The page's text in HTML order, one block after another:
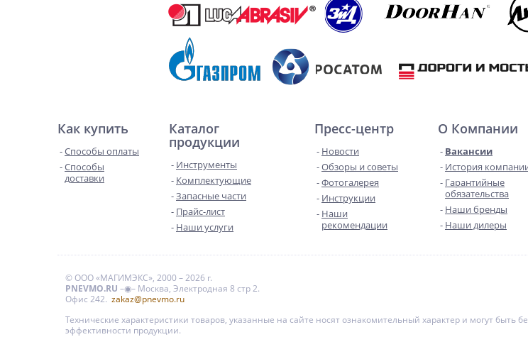
Как купить
Способы оплаты
Способы
доставки
Каталог
продукции
Инструменты
Комплектующие
Запасные части
Прайс-лист
Наши услуги
Пресс-центр
Новости
Обзоры и советы
Фотогалерея
Инструкции
Наши
рекомендации
О Компании
Вакансии
История
Гарантийные
обязательства
Наши бренды
Наши дилеры
© ООО «МАГИМЭКС», 2000 – 2026 г.
PNEVMO.RU –◉– Москва, Электродная 8 стр 2.
Офис 242. zakaz@pnevmo.ru
Технические характеристики товаров, указанные на сайте носят ознакомительный характер и могут
эффективности продукции.